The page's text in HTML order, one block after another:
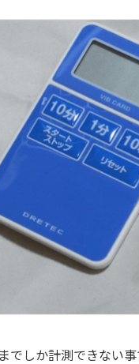
でしか計測できない事